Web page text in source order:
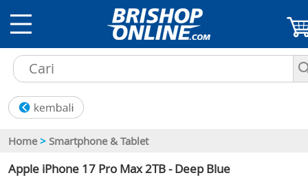
Home > Smartphone & Tablet
Apple iPhone 17 Pro Max 2TB - Deep Blue